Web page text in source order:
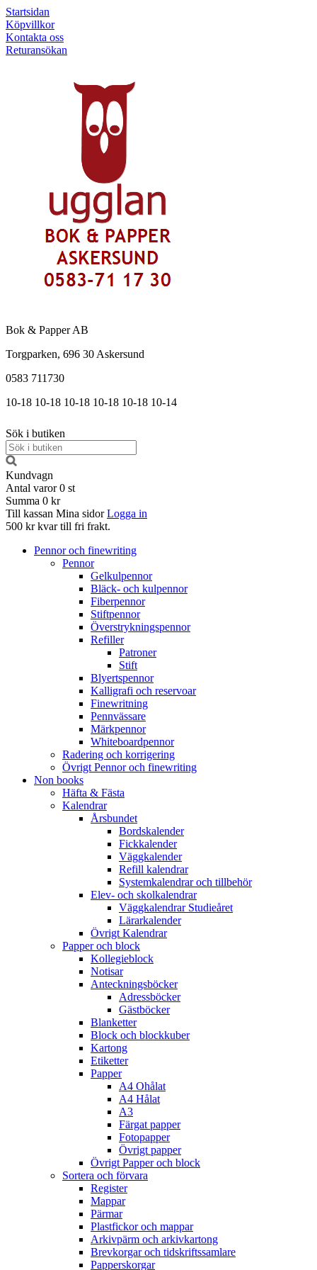
Startsidan
Köpvillkor
Kontakta oss
Returansökan
Bok & Papper AB
Torgparken, 696 30 Askersund
0583 711730
10-18 10-18 10-18 10-18 10-18 10-14
Sök i butiken
Kundvagn
Antal varor 0 st
Summa 0 kr
Till kassan Mina sidor Logga in
500 kr kvar till fri frakt.
Pennor och finewriting
Pennor
Gelkulpennor
Bläck- och kulpennor
Fiberpennor
Stiftpennor
Överstrykningspennor
Refiller
Patroner
Stift
Blyertspennor
Kalligrafi och reservoar
Finewritning
Pennvässare
Märkpennor
Whiteboardpennor
Radering och korrigering
Övrigt Pennor och finewriting
Non books
Häfta & Fästa
Kalendrar
Årsbundet
Bordskalender
Fickkalender
Väggkalender
Refill kalendrar
Systemkalendrar och tillbehör
Elev- och skolkalendrar
Väggkalendrar Studieåret
Lärarkalender
Övrigt Kalendrar
Papper och block
Kollegieblock
Notisar
Anteckningsböcker
Adressböcker
Gästböcker
Blanketter
Block och blockkuber
Kartong
Etiketter
Papper
A4 Ohålat
A4 Hålat
A3
Färgat papper
Fotopapper
Övrigt papper
Övrigt Papper och block
Sortera och förvara
Register
Mappar
Pärmar
Plastfickor och mappar
Arkivpärm och arkivkartong
Brevkorgar och tidskriftssamlare
Papperskorgar